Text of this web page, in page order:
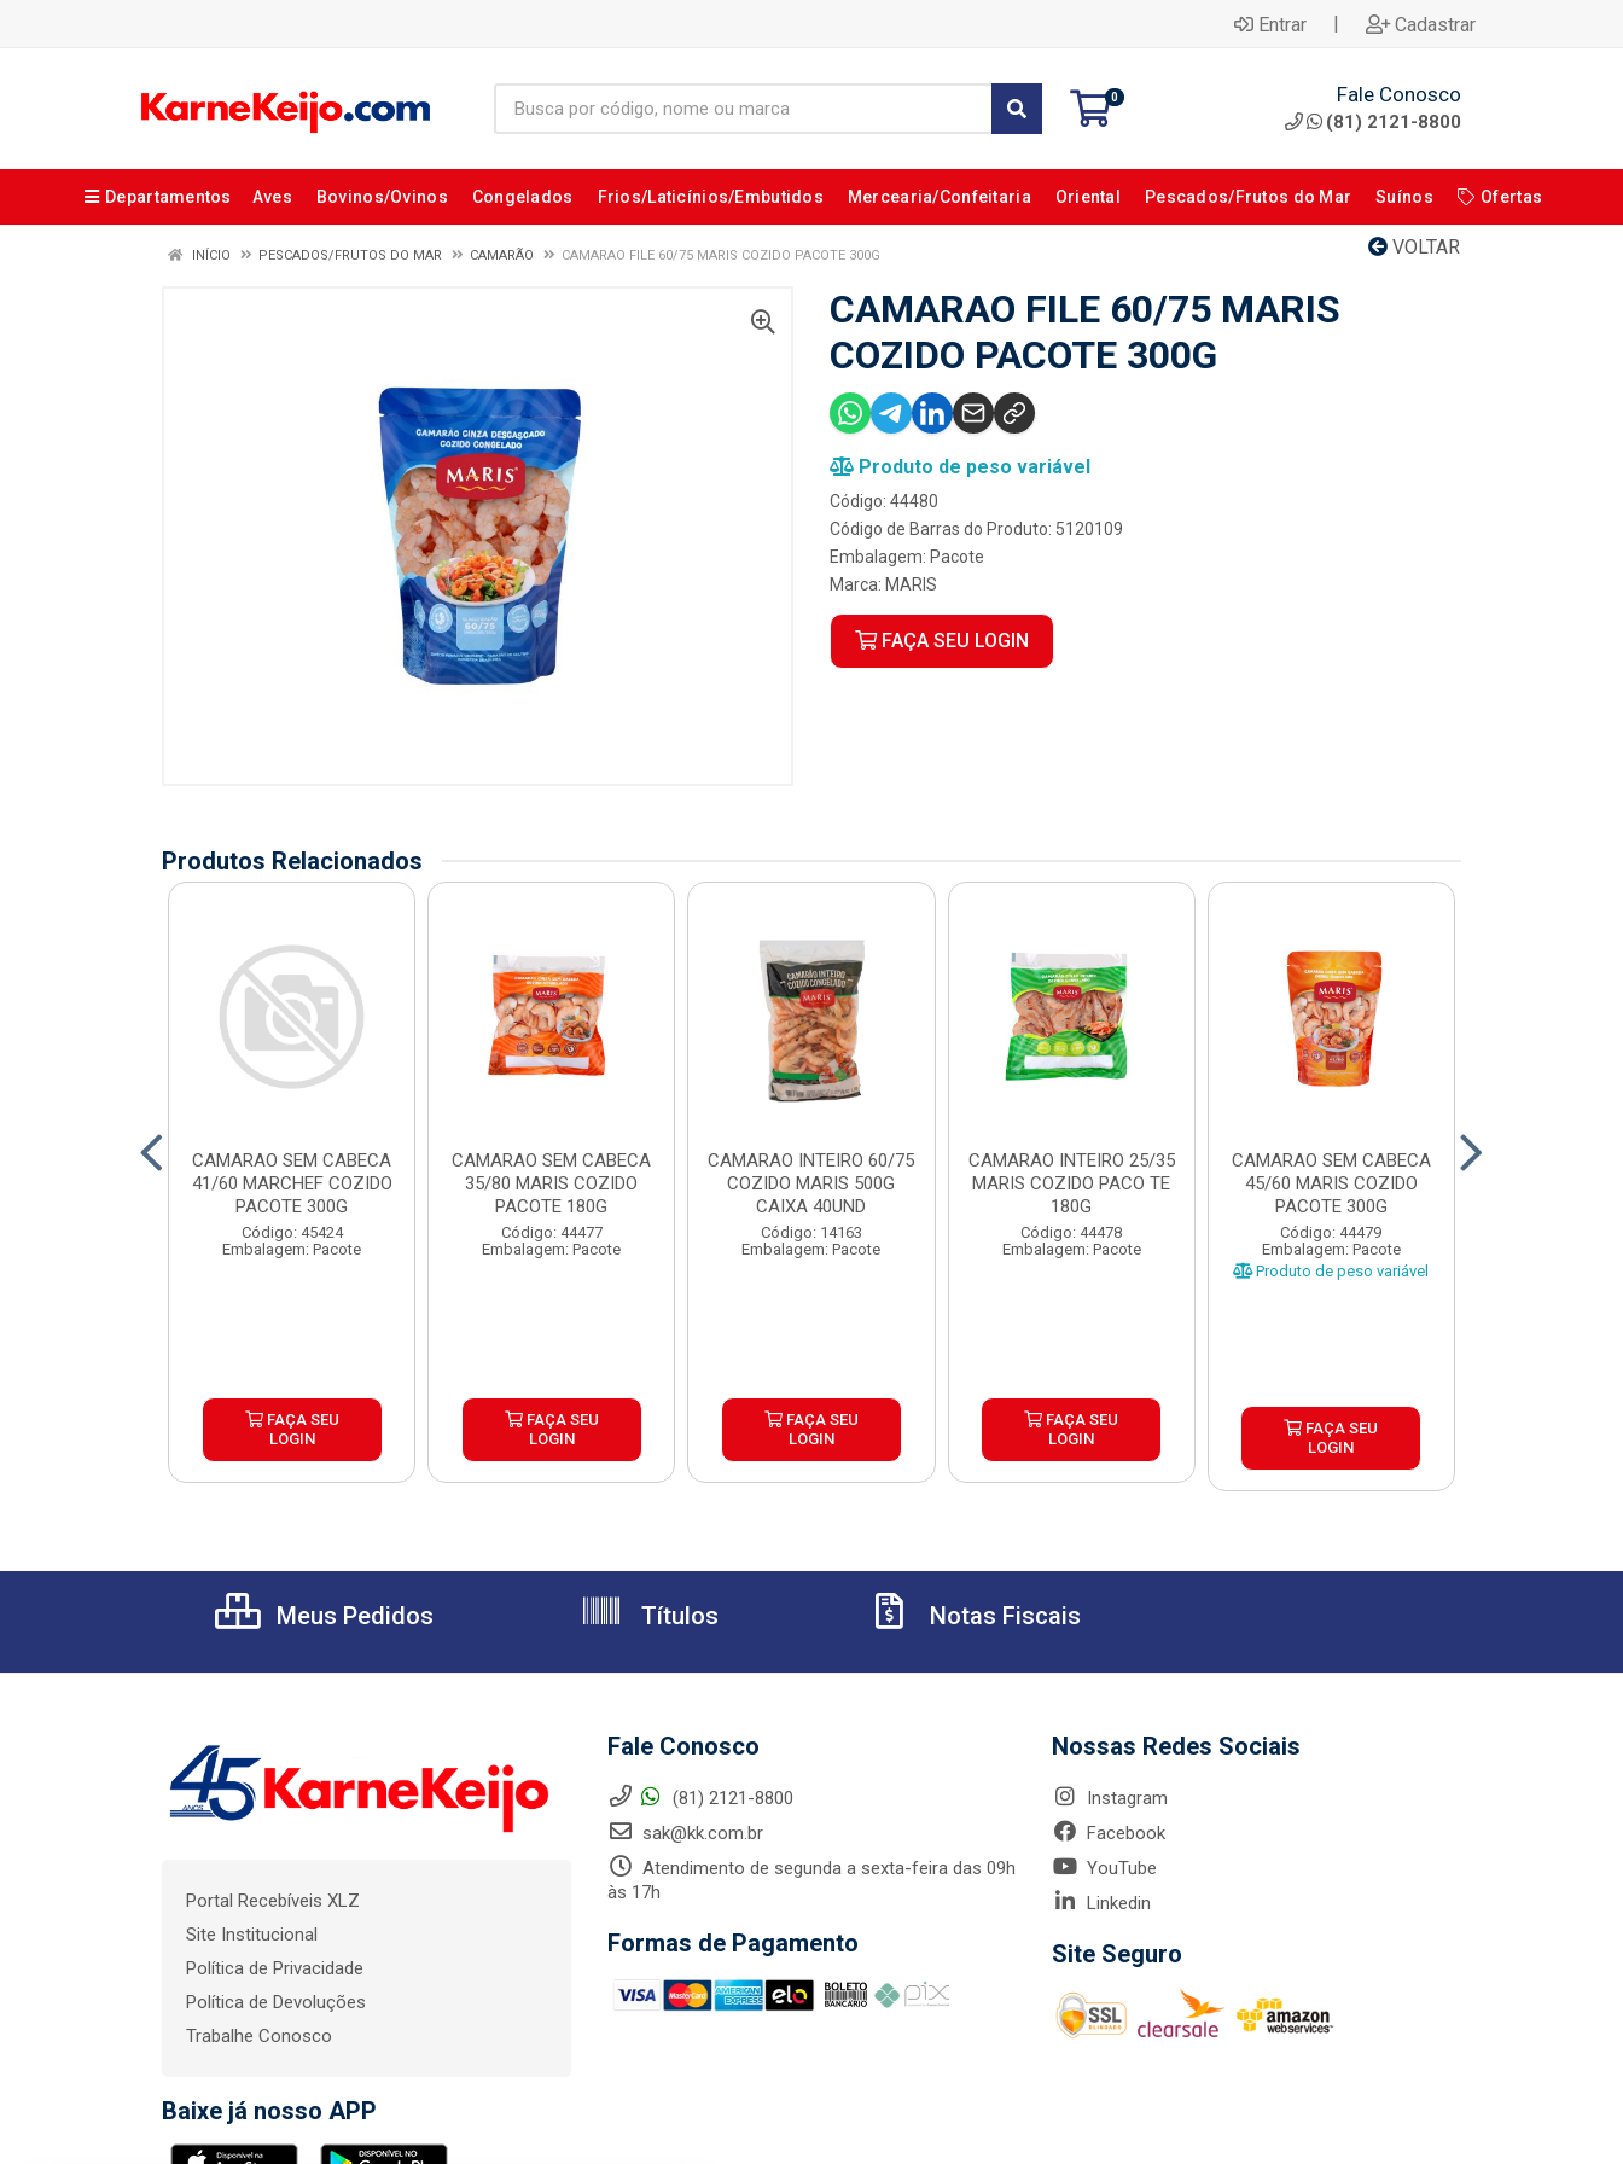
Entrar | Cadastrar
0 Fale Conosco
(81) 2121-8800
Departamentos Aves Bovinos/Ovinos Congelados Frios/Laticínios/Embutidos Mercearia/Confeitaria Oriental Pescados/Frutos do Mar Suínos Ofertas
VOLTAR
INÍCIO PESCADOS/FRUTOS DO MAR CAMARÃO CAMARAO FILE 60/75 MARIS COZIDO PACOTE 300G
CAMARAO FILE 60/75 MARIS
COZIDO PACOTE 300G
Produto de peso variável
Código: 44480
Código de Barras do Produto: 5120109
Embalagem: Pacote
Marca: MARIS
FAÇA SEU LOGIN
Produtos Relacionados
CAMARAO SEM CABECA
41/60 MARCHEF COZIDO
PACOTE 300G
Código: 45424
Embalagem: Pacote
FAÇA SEU
LOGIN
CAMARAO SEM CABECA
35/80 MARIS COZIDO
PACOTE 180G
Código: 44477
Embalagem: Pacote
FAÇA SEU
LOGIN
CAMARAO INTEIRO 60/75
COZIDO MARIS 500G
CAIXA 40UND
Código: 14163
Embalagem: Pacote
FAÇA SEU
LOGIN
CAMARAO INTEIRO 25/35
MARIS COZIDO PACO TE
180G
Código: 44478
Embalagem: Pacote
FAÇA SEU
LOGIN
CAMARAO SEM CABECA
45/60 MARIS COZIDO
PACOTE 300G
Código: 44479
Embalagem: Pacote
Produto de peso variável
FAÇA SEU
LOGIN
Meus Pedidos Títulos Notas Fiscais
Portal Recebíveis XLZ
Site Institucional
Política de Privacidade
Política de Devoluções
Trabalhe Conosco
Baixe já nosso APP
Fale Conosco
(81) 2121-8800
sak@kk.com.br
Atendimento de segunda a sexta-feira das 09h
às 17h
Formas de Pagamento
Nossas Redes Sociais
Instagram
Facebook
YouTube
Linkedin
Site Seguro